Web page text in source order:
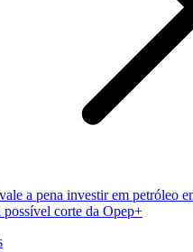
a pena investir em petróleo
possível corte da Opep+